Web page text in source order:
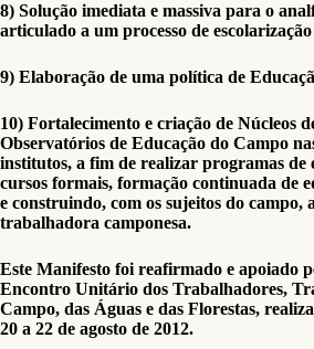
8) Solução imediata e massiva para o
articulado a um processo de
9) Elaboração de uma política de
10) Fortalecimento e criação de Núcleos
Observatórios de Educação do Campo
institutos, a fim de realizar programas de
cursos formais, formação continuada de
e construindo, com os sujeitos do campo,
trabalhadora camponesa.
Este Manifesto foi reafirmado e apoiado
Encontro Unitário dos Trabalhadores,
Campo, das Águas e das Florestas,
20 a 22 de agosto de 2012.